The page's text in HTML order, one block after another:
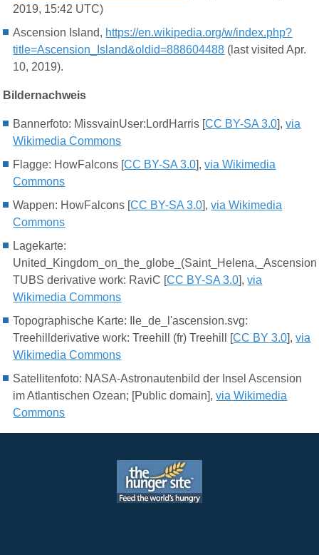
2019, 15:42 UTC)
Ascension Island, https://en.wikipedia.org/w/index.php?
title=Ascension_Island&oldid=888604488 (last visited Apr.
10, 2019).
Bildernachweis
Bannerfoto: MissvainUser:LordHarris [CC BY-SA 3.0],via
Wikimedia Commons
Flagge: HowFalcons [CC BY-SA 3.0],via Wikimedia
Commons
Wappen: HowFalcons [CC BY-SA 3.0],via Wikimedia
Commons
Lagekarte:
TUBS derivative work: RaviC [CC BY-SA 3.0],via
Wikimedia Commons
Topographische Karte: Ile_de_l'ascension.svg:
Treehillderivative work: Treehill (fr) Treehill [CC BY 3.0],via
Wikimedia Commons
Satellitenfoto: NASA-Astronautenbild der Insel Ascension
im Atlantischen Ozean; [Public domain],via Wikimedia
Commons